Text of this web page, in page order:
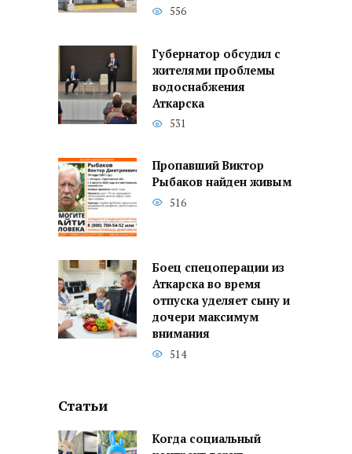
556
Губернатор обсудил с
жителями проблемы
водоснабжения
Аткарска
531
Пропавший Виктор
Рыбаков найден живым
516
Боец спецоперации из
Аткарска во время
отпуска уделяет сыну и
дочери максимум
внимания
514
Статьи
Когда социальный